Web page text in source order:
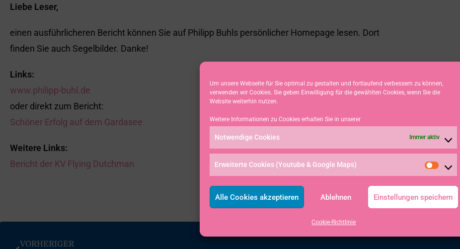
Um unsere Webseite für Sie optimal zu gestalten und fortlaufend verbessern zu können,
verwenden wir Cookies. Sie geben Einwilligung für die gewählten Cookies, wenn Sie die
Website weiterhin nutzen.
Weitere Informationen zu Cookies erhalten Sie in unserer
Notwendige Cookies Immer aktiv
Erweiterte Cookies (Youtube & Google Maps)
Alle Cookies akzeptieren Ablehnen Einstellungen speichern
Cookie-Richtlinie
Liebe Leser,
einen ausführlicheren Bericht können Sie auf Philipp Buhls persönlicher Homepage lesen. Dort
finden Sie auch Segelbilder. Danke!
Links:
www.philipp-buhl.de
oder direkt zum Bericht:
Schöner Erfolg auf dem Gardasee
Weitere Links:
Bericht der KV Flying Dutchman
VORHERIGER